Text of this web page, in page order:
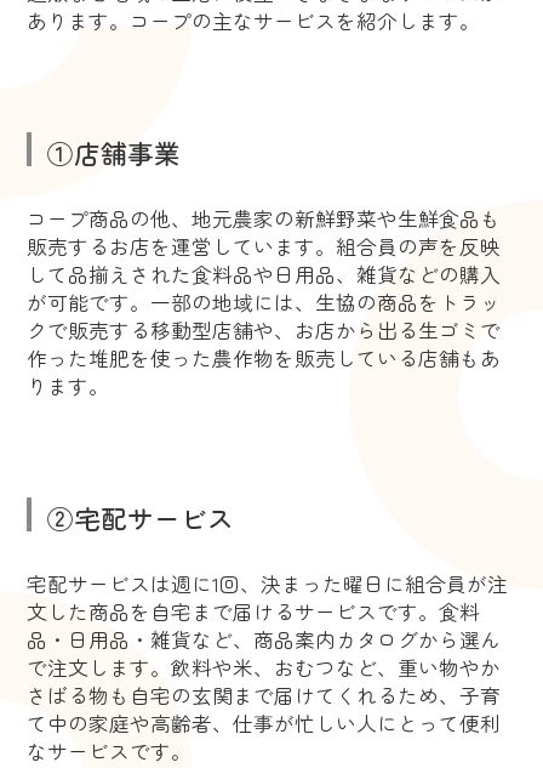
あります。コープの主なサービスを紹介します。
①店舗事業
コープ商品の他、地元農家の新鮮野菜や生鮮食品も
販売するお店を運営しています。組合員の声を反映
して品揃えされた食料品や日用品、雑貨などの購入
が可能です。一部の地域には、生協の商品をトラッ
クで販売する移動型店舗や、お店から出る生ゴミで
作った堆肥を使った農作物を販売している店舗もあ
ります。
②宅配サービス
宅配サービスは週に1回、決まった曜日に組合員が注
文した商品を自宅まで届けるサービスです。食料
品・日用品・雑貨など、商品案内カタログから選ん
で注文します。飲料や米、おむつなど、重い物やか
さばる物も自宅の玄関まで届けてくれるため、子育
て中の家庭や高齢者、仕事が忙しい人にとって便利
なサービスです。